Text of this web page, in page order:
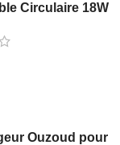
Circulaire 18W
Ouzoud pour